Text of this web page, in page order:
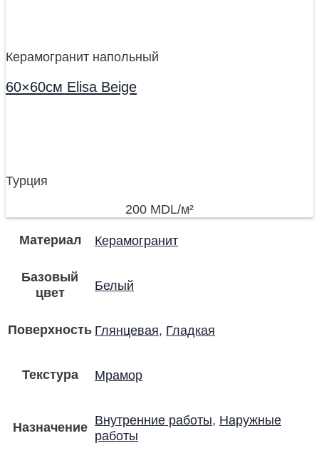
Керамогранит напольный
60×60см Elisa Beige
Турция
200 MDL/м²
Материал Керамогранит
Базовый
цвет
Белый
Поверхность Глянцевая, Гладкая
Текстура Мрамор
Назначение
Внутренние работы, Наружные
работы